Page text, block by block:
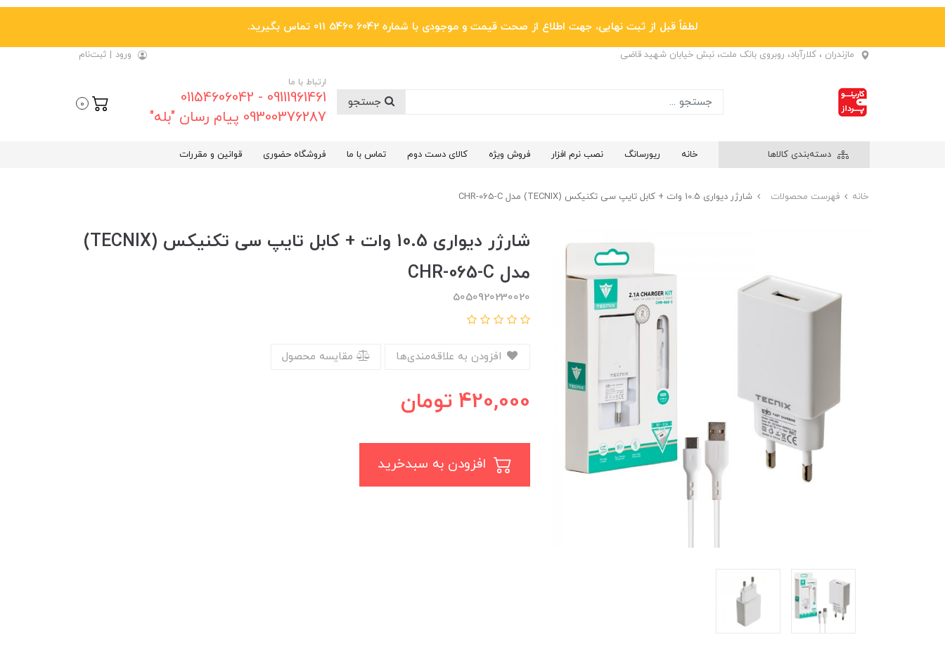
لطفاً قبل از ثبت نهایی، جهت اطلاع از صحت قیمت و موجودی با شماره 6042 5460 011 تماس بگیرید.
مازندران ، کلارآباد، روبروی بانک ملت، نبش خیابان شهید قاضی ورود | ثبت‌نام
ارتباط با ما
09111961461 - 01154606042
09300376287 پیام رسان "بله"
0
دسته‌بندی کالاها خانه ریورسانگ نصب نرم افزار فروش ویژه کالای دست دوم تماس با ما فروشگاه حضوری قوانین و مقررات
خانه فهرست محصولات شارژر دیواری 10.5 وات + کابل تایپ سی تکنیکس (TECNIX) مدل CHR-065-C
شارژر دیواری 10.5 وات + کابل تایپ سی تکنیکس (TECNIX)
مدل CHR-065-C
5050920230020
مقایسه محصول
420,000 تومان